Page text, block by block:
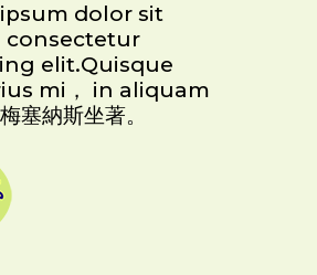
dolor sit
consectetur
elit.Quisque
mi， in aliquam
塞納斯坐著。